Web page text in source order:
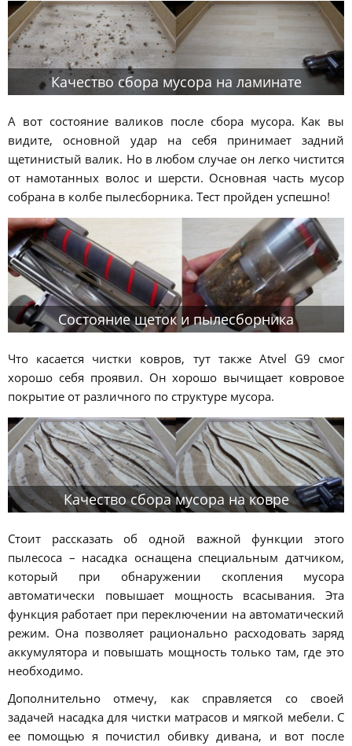
Качество сбора мусора на ламинате
А вот состояние валиков после сбора мусора. Как вы
видите, основной удар на себя принимает задний
щетинистый валик. Но в любом случае он легко чистится
от намотанных волос и шерсти. Основная часть мусор
собрана в колбе пылесборника. Тест пройден успешно!
Состояние щеток и пылесборника
Что касается чистки ковров, тут также Atvel G9 смог
хорошо себя проявил. Он хорошо вычищает ковровое
покрытие от различного по структуре мусора.
Качество сбора мусора на ковре
Стоит рассказать об одной важной функции этого
пылесоса – насадка оснащена специальным датчиком,
который при обнаружении скопления мусора
автоматически повышает мощность всасывания. Эта
функция работает при переключении на автоматический
режим. Она позволяет рационально расходовать заряд
аккумулятора и повышать мощность только там, где это
необходимо.
Дополнительно отмечу, как справляется со своей
задачей насадка для чистки матрасов и мягкой мебели. С
ее помощью я почистил обивку дивана, и вот после